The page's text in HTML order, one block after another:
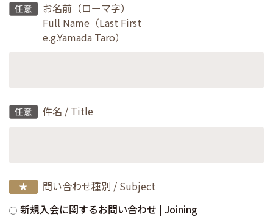
お名前（ローマ字）
Full Name（Last First
e.g.Yamada Taro）
件名 / Title
問い合わせ種別 / Subject
新規入会に関するお問い合わせ | Joining